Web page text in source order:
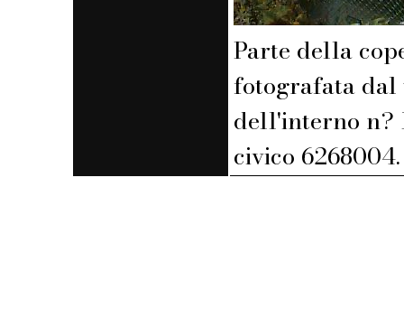
Parte della
fotografata dal
dell'interno n?
civico 6268004.